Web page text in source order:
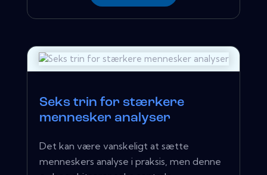
Seks trin for stærkere
mennesker analyser
Det kan være vanskeligt at sætte
menneskers analyse i praksis, men denne